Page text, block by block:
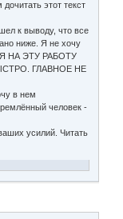
этот текст
к выводу, что все
ниже. Я не хочу
НА ЭТУ РАБОТУ
ГЛАВНОЕ НЕ
в нем
человек -
усилий. Читать